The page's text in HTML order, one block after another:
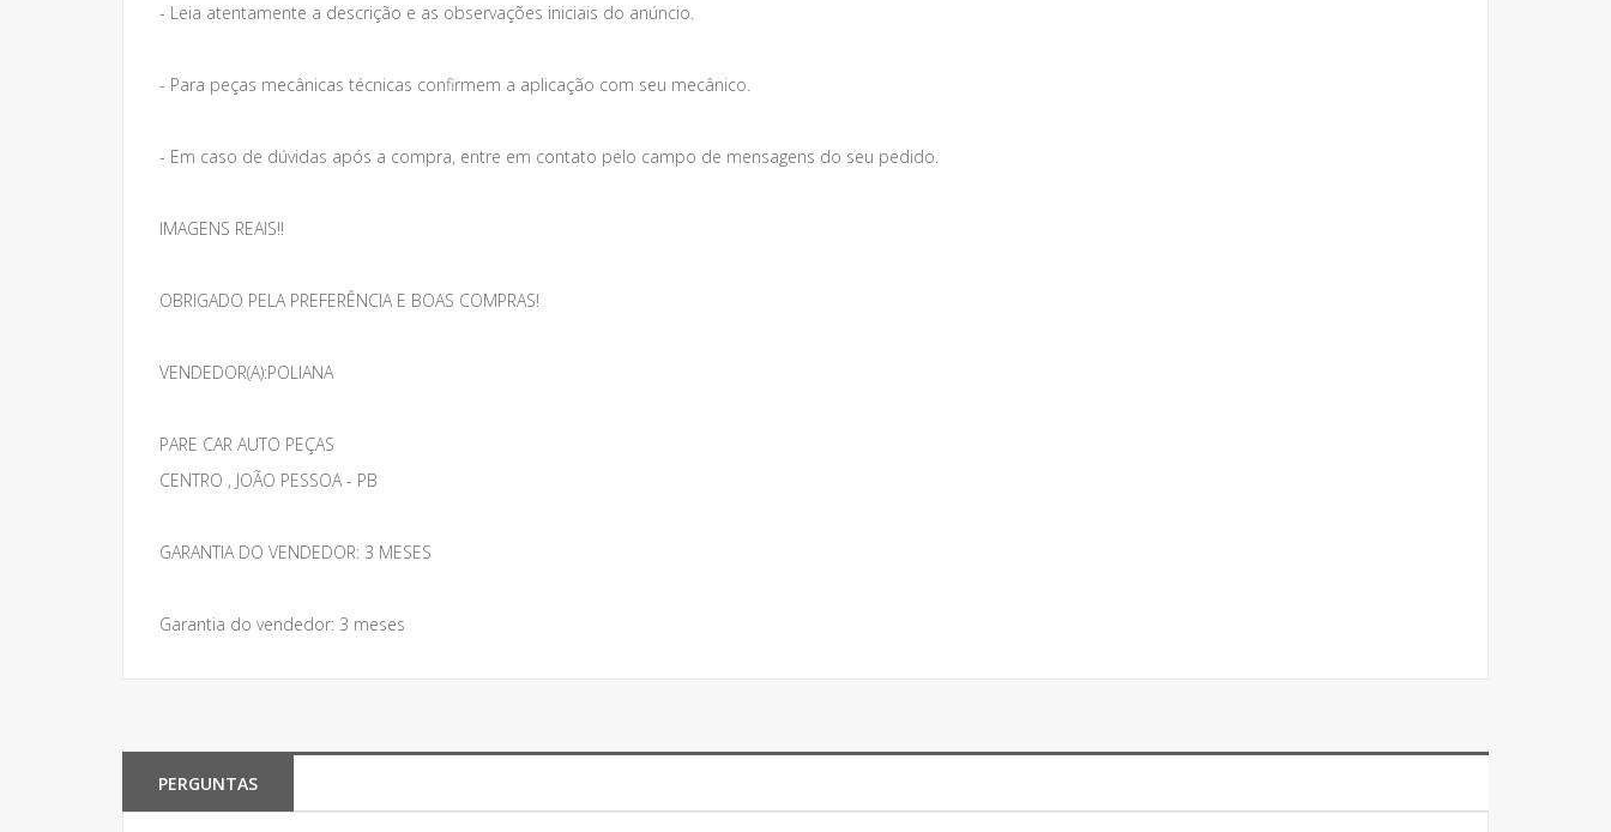
- Leia atentamente a descrição e as observações iniciais do anúncio.
- Para peças mecânicas técnicas confirmem a aplicação com seu mecânico.
- Em caso de dúvidas após a compra, entre em contato pelo campo de mensagens do seu pedido.
IMAGENS REAIS!!
OBRIGADO PELA PREFERÊNCIA E BOAS COMPRAS!
VENDEDOR(A):POLIANA
PARE CAR AUTO PEÇAS
CENTRO , JOÃO PESSOA - PB
GARANTIA DO VENDEDOR: 3 MESES
Garantia do vendedor: 3 meses
PERGUNTAS